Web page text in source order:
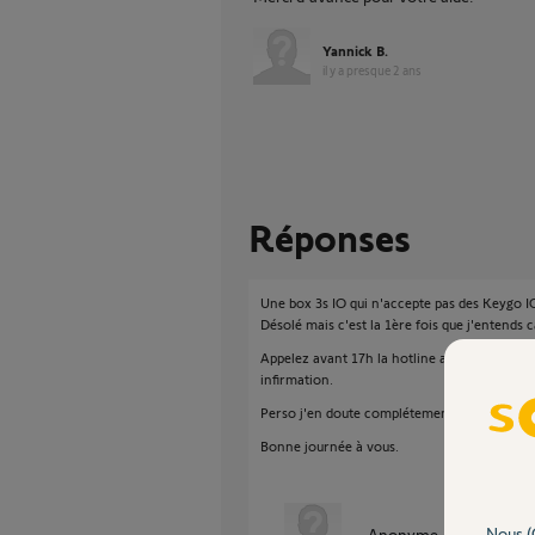
Yannick B.
il y a presque 2 ans
Réponses
Une box 3s IO qui n'accepte pas des Keygo
Désolé mais c'est la 1ère fois que j'entends
Appelez avant 17h la hotline au
infirmation.
Perso j'en doute complétement.
Bonne journée à vous.